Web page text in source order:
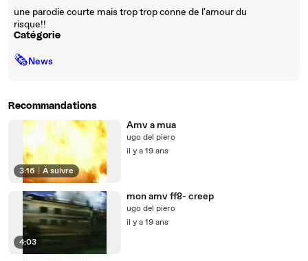
une parodie courte mais trop trop conne de l'amour du
risque!!
Catégorie
🗞News
Recommandations
3:16 À suivre
Amv a mua
ugo del piero
il y a 19 ans
4:03
mon amv ff8- creep
ugo del piero
il y a 19 ans